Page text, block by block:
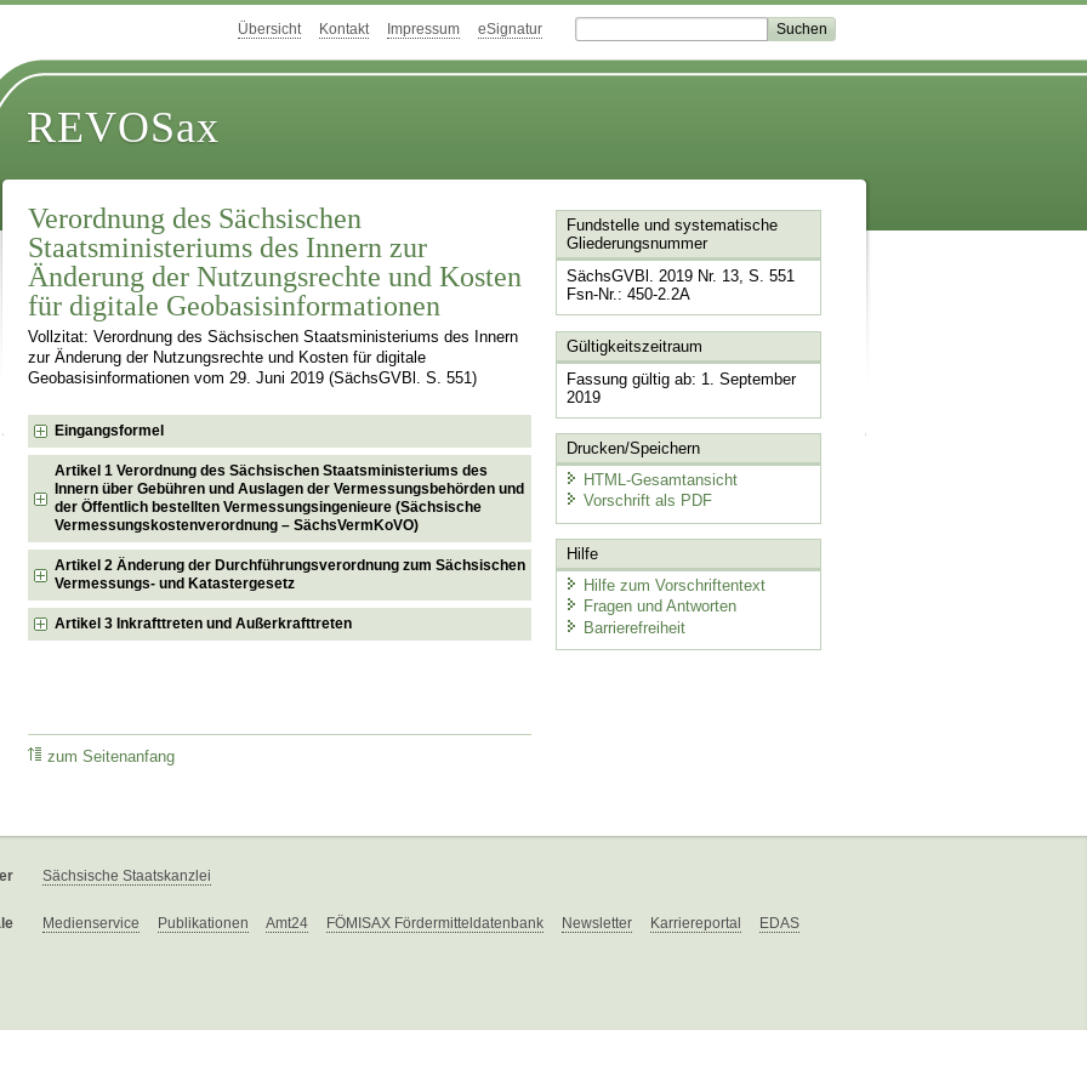
Übersicht Kontakt Impressum eSignatur
REVOSax
Verordnung des Sächsischen
Staatsministeriums des Innern zur
Änderung der Nutzungsrechte und Kosten
für digitale Geobasisinformationen
Vollzitat: Verordnung des Sächsischen Staatsministeriums des Innern
zur Änderung der Nutzungsrechte und Kosten für digitale
Geobasisinformationen vom 29. Juni 2019 (SächsGVBl. S. 551)
Eingangsformel
Artikel 1 Verordnung des Sächsischen Staatsministeriums des
Innern über Gebühren und Auslagen der Vermessungsbehörden und
der Öffentlich bestellten Vermessungsingenieure (Sächsische
Vermessungskostenverordnung – SächsVermKoVO)
Artikel 2 Änderung der Durchführungsverordnung zum Sächsischen
Vermessungs- und Katastergesetz
Artikel 3 Inkrafttreten und Außerkrafttreten
zum Seitenanfang
Fundstelle und systematische
Gliederungsnummer
SächsGVBl. 2019 Nr. 13, S. 551
Fsn-Nr.: 450-2.2A
Gültigkeitszeitraum
Fassung gültig ab: 1. September
2019
Drucken/Speichern
HTML-Gesamtansicht
Vorschrift als PDF
Hilfe
Hilfe zum Vorschriftentext
Fragen und Antworten
Barrierefreiheit
Sächsische Staatskanzlei
Medienservice Publikationen Amt24 FÖMISAX Fördermitteldatenbank Newsletter Karriereportal EDAS